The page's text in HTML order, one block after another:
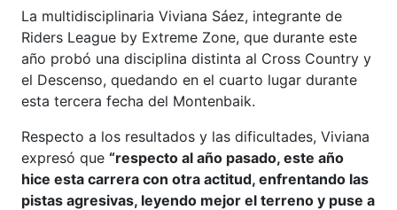
La multidisciplinaria Viviana Sáez, integrante de
Riders League by Extreme Zone, que durante este
año probó una disciplina distinta al Cross Country y
el Descenso, quedando en el cuarto lugar durante
esta tercera fecha del Montenbaik.
Respecto a los resultados y las dificultades, Viviana
expresó que “respecto al año pasado, este año
hice esta carrera con otra actitud, enfrentando las
pistas agresivas, leyendo mejor el terreno y puse a